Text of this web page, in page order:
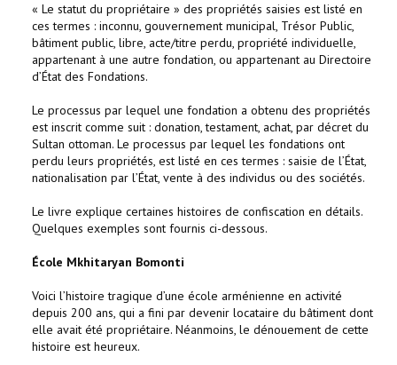
« Le statut du propriétaire » des propriétés saisies est listé en
ces termes : inconnu, gouvernement municipal, Trésor Public,
bâtiment public, libre, acte/titre perdu, propriété individuelle,
appartenant à une autre fondation, ou appartenant au Directoire
d’État des Fondations.
Le processus par lequel une fondation a obtenu des propriétés
est inscrit comme suit : donation, testament, achat, par décret du
Sultan ottoman. Le processus par lequel les fondations ont
perdu leurs propriétés, est listé en ces termes : saisie de l’État,
nationalisation par l’État, vente à des individus ou des sociétés.
Le livre explique certaines histoires de confiscation en détails.
Quelques exemples sont fournis ci-dessous.
École Mkhitaryan Bomonti
Voici l’histoire tragique d’une école arménienne en activité
depuis 200 ans, qui a fini par devenir locataire du bâtiment dont
elle avait été propriétaire. Néanmoins, le dénouement de cette
histoire est heureux.